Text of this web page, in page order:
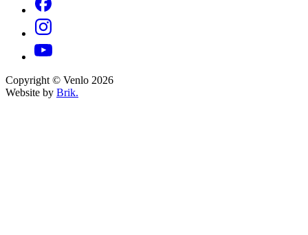
Copyright © Venlo 2026
Website by Brik.